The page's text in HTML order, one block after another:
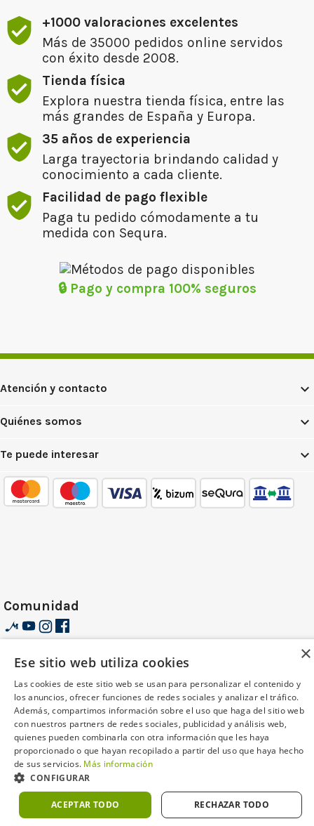
+1000 valoraciones excelentes
Más de 35000 pedidos online servidos
con éxito desde 2008.
Tienda física
Explora nuestra tienda física, entre las
más grandes de España y Europa.
35 años de experiencia
Larga trayectoria brindando calidad y
conocimiento a cada cliente.
Facilidad de pago flexible
Paga tu pedido cómodamente a tu
medida con Sequra.
🔒 Pago y compra 100% seguros
Atención y contacto 
Quiénes somos 
Te puede interesar 
mastercardmaestroVisa
CTT
Express
Sequra
Comunidad
Multisononline.com - Promusica Extremadura S.L. -
B06238638 - C/Arturo Barea 19, 06011 Badajoz - Tel
956531346
×
Ese sitio web utiliza cookies
Las cookies de este sitio web se usan para personalizar el contenido y
los anuncios, ofrecer funciones de redes sociales y analizar el tráfico.
Además, compartimos información sobre el uso que haga del sitio web
con nuestros partners de redes sociales, publicidad y análisis web,
quienes pueden combinarla con otra información que les haya
proporcionado o que hayan recopilado a partir del uso que haya hecho
de sus servicios. Más información
CONFIGURAR
ACEPTAR TODO RECHAZAR TODO